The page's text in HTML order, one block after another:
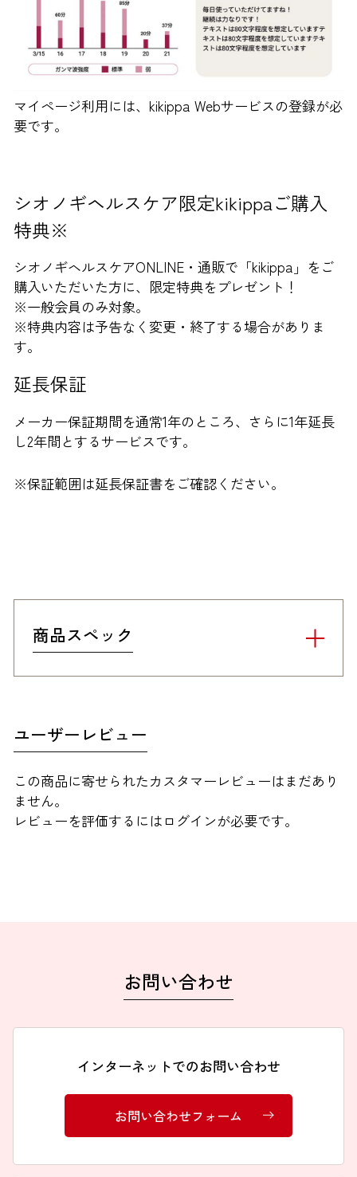
マイページ利用には、kikippa Webサービスの登録が必
要です。
シオノギヘルスケア限定kikippaご購入
特典※
シオノギヘルスケアONLINE・通販で「kikippa」をご
購入いただいた方に、限定特典をプレゼント！
※一般会員のみ対象。
※特典内容は予告なく変更・終了する場合がありま
す。
延長保証
メーカー保証期間を通常1年のところ、さらに1年延長
し2年間とするサービスです。
※保証範囲は延長保証書をご確認ください。
商品スペック
ユーザーレビュー
この商品に寄せられたカスタマーレビューはまだあり
ません。
レビューを評価するには ログインが必要です。
お問い合わせ
インターネットでのお問い合わせ
お問い合わせフォーム